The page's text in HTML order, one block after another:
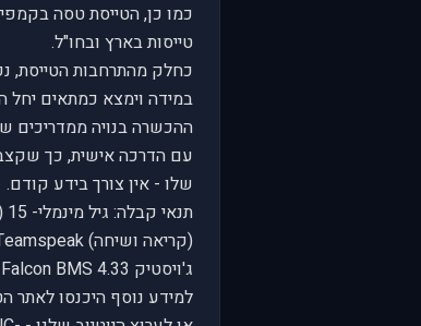
כמו כן, הטייסת טסה
טייסות בארץ ובחו"ל.
כחלק מהתרחבות הטייסת,
במידה וימצא כמתאים
ההכשרה בנויה ממדריכים
עם הדרכה אישית, כך שקצב
שלו - אין צורך בידע קודם.
ג'ויסטיק Falcon BMS 4.33 מותקן שטח ישראל (בגרסא העדכנית ביותר)
למידע נוסף היכנסו לאתר